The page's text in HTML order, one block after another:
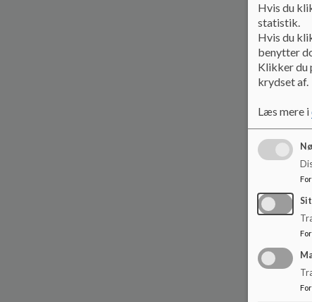
Hvis du
statistik.
Hvis du
benytter
Klikker du
krydset af.
Læs mere i